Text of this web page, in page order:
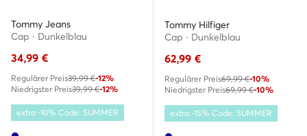
Tommy Jeans
Cap · Dunkelblau
34,99 €
Regulärer Preis39,99 €-12%
Niedrigster Preis39,99 €-12%
extra -10% Code: SUMMER
Tommy Hilfiger
Cap · Dunkelblau
62,99 €
Regulärer Preis69,99 €-10%
Niedrigster Preis69,99 €-10%
extra -15% Code: SUMMER